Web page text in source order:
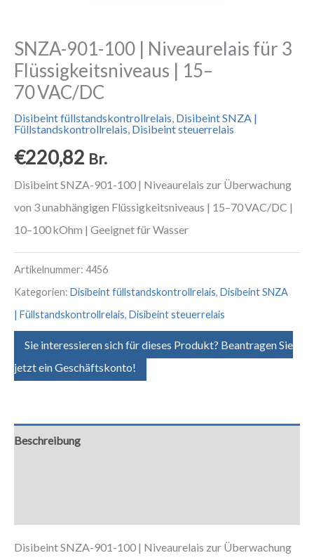
SNZA-901-100 | Niveaurelais für 3
Flüssigkeitsniveaus | 15–
70 VAC/DC
Disibeint füllstandskontrollrelais, Disibeint SNZA |
Füllstandskontrollrelais, Disibeint steuerrelais
€220,82 Br.
Disibeint SNZA-901-100 | Niveaurelais zur Überwachung
von 3 unabhängigen Flüssigkeitsniveaus | 15–70 VAC/DC |
10–100 kOhm | Geeignet für Wasser
Artikelnummer: 4456
Kategorien: Disibeint füllstandskontrollrelais, Disibeint SNZA
| Füllstandskontrollrelais, Disibeint steuerrelais
Sie interessieren sich für dieses Produkt? Beantragen Sie
jetzt ein Geschäftskonto!
Beschreibung
Disibeint SNZA-901-100 | Niveaurelais zur Überwachung